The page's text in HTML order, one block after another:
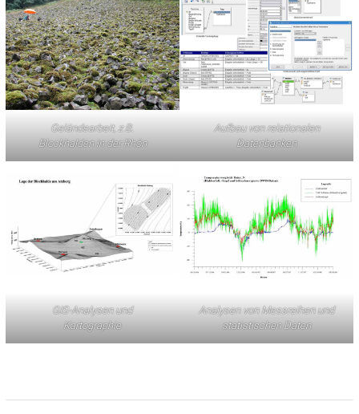
Geländearbeit, z.B.
Blockhalden in der Rhön
Aufbau von relationalen
Datenbanken
GIS-Analysen und
Kartographie
Analysen von Messreihen und
statistischen Daten